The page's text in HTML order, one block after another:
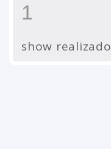
1
show realizado